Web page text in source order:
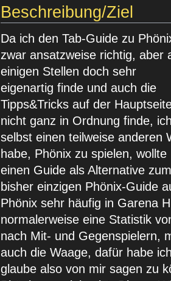
Beschreibung/Ziel
Da ich den Tab-Guide zu
zwar ansatzweise richtig, aber
einigen Stellen doch sehr
eigenartig finde und auch die
Tipps&Tricks auf der
nicht ganz in Ordnung finde,
selbst einen teilweise anderen
habe, Phönix zu spielen, wollte
einen Guide als Alternative
bisher einzigen Phönix-Guide
Phönix sehr häufig in Garena
normalerweise eine Statistik
nach Mit- und Gegenspielern,
auch die Waage, dafür habe
glaube also von mir sagen zu